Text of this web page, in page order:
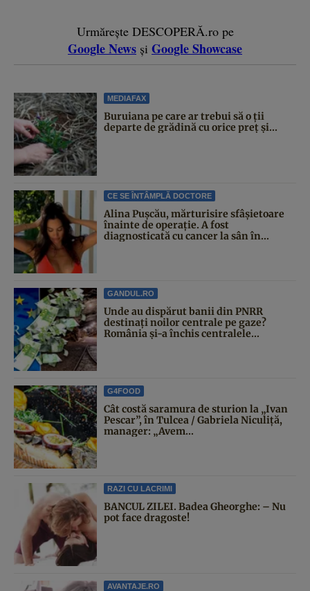
Urmărește DESCOPERĂ.ro pe
Google News și Google Showcase
MEDIAFAX
Buruiana pe care ar trebui să o ții
departe de grădină cu orice preț și...
CE SE ÎNTÂMPLĂ DOCTORE
Alina Pușcău, mărturisire sfâșietoare
înainte de operație. A fost
diagnosticată cu cancer la sân în...
GANDUL.RO
Unde au dispărut banii din PNRR
destinați noilor centrale pe gaze?
România și-a închis centralele...
G4FOOD
Cât costă saramura de sturion la „Ivan
Pescar”, în Tulcea / Gabriela Niculiță,
manager: „Avem...
RAZI CU LACRIMI
BANCUL ZILEI. Badea Gheorghe: – Nu
pot face dragoste!
AVANTAJE.RO